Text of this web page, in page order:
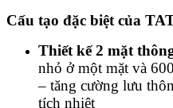
Cấu tạo đặc biệt của
Thiết kế 2 mặt
nhỏ ở một mặt và
– tăng cường lưu
tích nhiệt